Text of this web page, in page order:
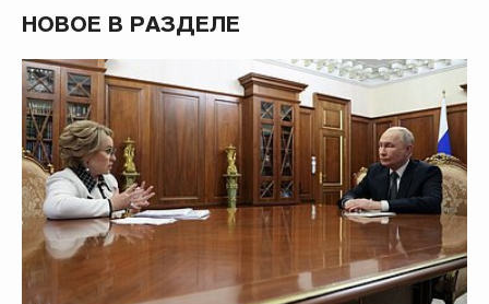
НОВОЕ В РАЗДЕЛЕ